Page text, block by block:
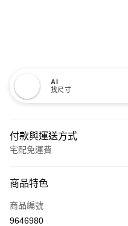
AI
找尺寸
付款與運送方式
宅配免運費
信用卡一次付款
信用卡分期付款
商品特色
商品編號
9646980